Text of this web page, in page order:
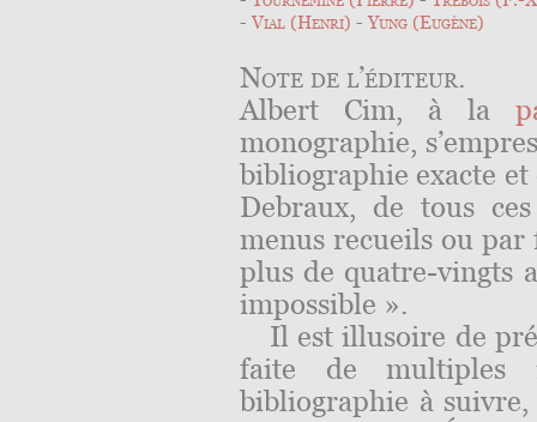
Vial (Henri)
Yung (Eugène)
Note de l’éditeur.
Albert Cim, à la
monographie,
bibliographie exacte et
Debraux, de tous
menus recueils ou
plus de quatre-vingts
impossible ».
Il est illusoire de
faite de multiples
bibliographie à